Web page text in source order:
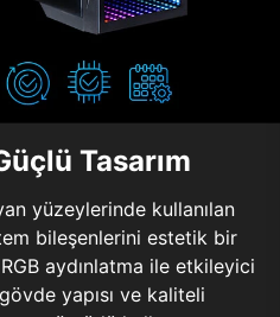
Tasarım
yüzeylerinde kullanılan
bileşenlerini estetik bir
aydınlatma ile etkileyici
yapısı ve kaliteli